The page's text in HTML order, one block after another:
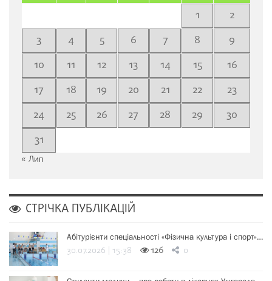
1
2
3
4 5 6 7 8
9
10
11 12 13 14 15
16
17
18 19 20 21 22
23
24
25 26 27 28 29
30
31
« Лип
СТРІЧКА ПУБЛІКАЦІЙ
Абітурієнти спеціальності «Фізична культура і спорт»…
30.07.2026 | 15:38 126 0